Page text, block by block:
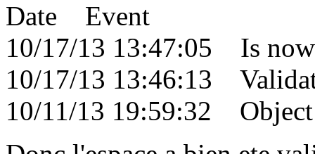
Date Event
10/17/13 13:47:05 Is
10/17/13 13:46:13
10/11/13 19:59:32